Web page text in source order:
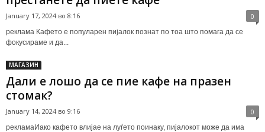
January 17, 2024 во 8:16 0
реклама Кафето е популарен пијалок познат по тоа што помага да се
фокусираме и да...
МАГАЗИН
Дали е лошо да се пие кафе на празен
стомак?
January 14, 2024 во 9:16 0
рекламаИако кафето влијае на луѓето поинаку, пијалокот може да има